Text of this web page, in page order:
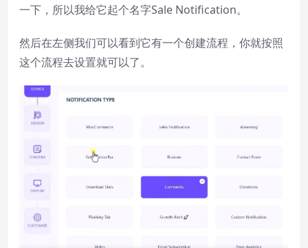
一下，所以我给它起个名字Sale Notification。
然后在左侧我们可以看到它有一个创建流程，你就按照
这个流程去设置就可以了。